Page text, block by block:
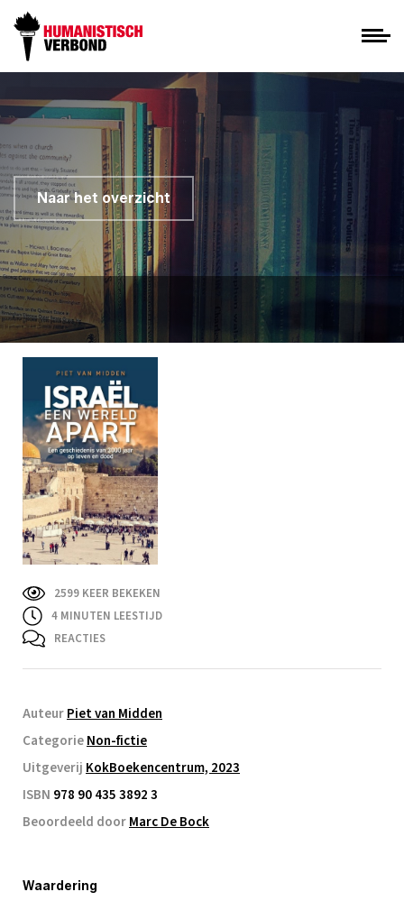
Naar het overzicht
2599 KEER BEKEKEN
4 MINUTEN LEESTIJD
REACTIES
AuteurPiet van Midden
CategorieNon-fictie
Uitgeverij KokBoekencentrum, 2023
ISBN 978 90 435 3892 3
Beoordeeld doorMarc De Bock
Waardering